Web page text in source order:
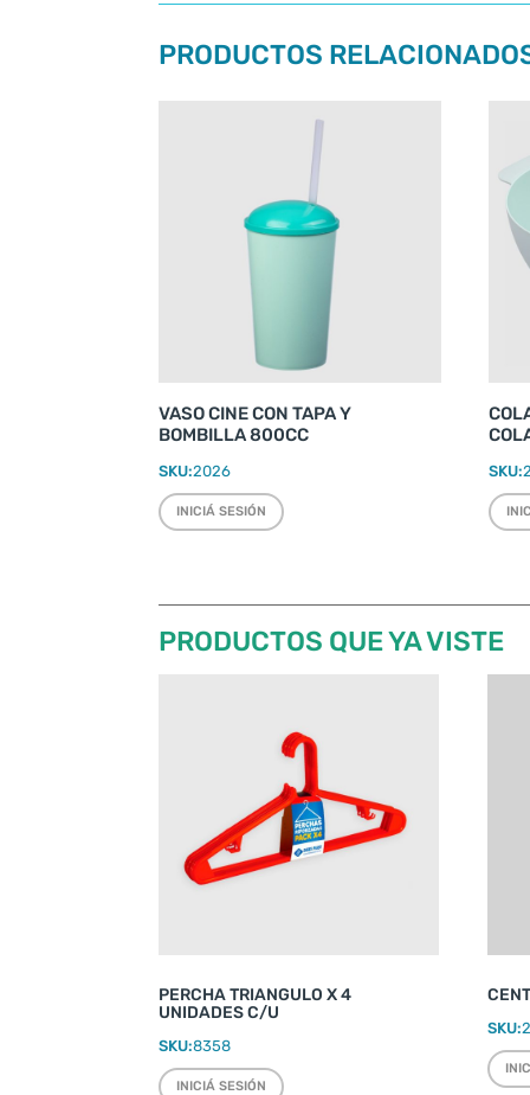
PRODUCTOS
VASO CINE CON TAPA Y
BOMBILLA 800CC
SKU:2026
INICIÁ SESIÓN
SKU:
PRODUCTOS QUE YA VISTE
PERCHA TRIANGULO X 4
UNIDADES C/U
SKU:8358
INICIÁ SESIÓN
SKU: